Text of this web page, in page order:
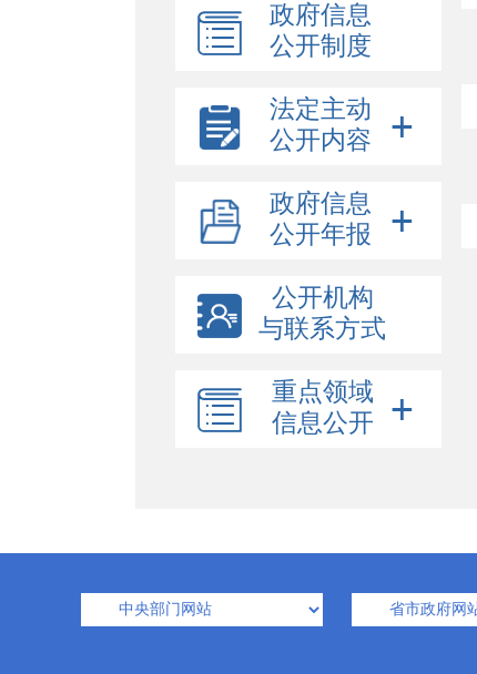
政府信息
公开制度
法定主动
公开内容
政府信息
公开年报
公开机构
与联系方式
重点领域
信息公开